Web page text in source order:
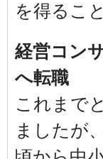
を得るこ
経営コン
へ転職
これまで
ましたが